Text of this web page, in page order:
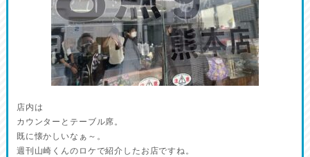
店内は
カウンターとテーブル席。
既に懐かしいなぁ～。
週刊山崎くんのロケで紹介したお店ですね。